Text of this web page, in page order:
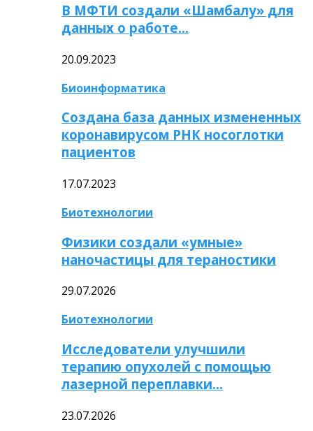
В МФТИ создали «Шамбалу» для
данных о работе…
20.09.2023
Биоинформатика
Создана база данных измененных
коронавирусом РНК носоглотки
пациентов
17.07.2023
Биотехнологии
Физики создали «умные»
наночастицы для тераностики
29.07.2026
Биотехнологии
Исследователи улучшили
терапию опухолей с помощью
лазерной переплавки…
23.07.2026